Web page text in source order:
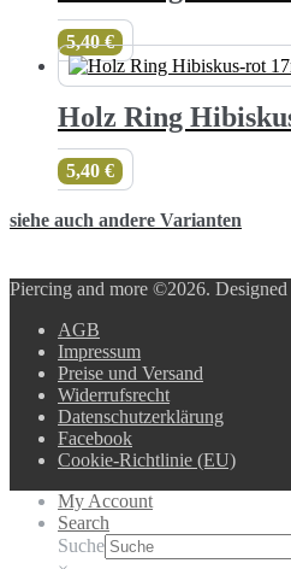
5,40€
Holz Ring
5,40 €
siehe auch andere Varianten
Piercing and more ©2026.
AGB
Impressum
Preise und Versand
Widerrufsrecht
Datenschutzerklärung
Facebook
Cookie-Richtlinie (EU)
My Account
Search
Suche